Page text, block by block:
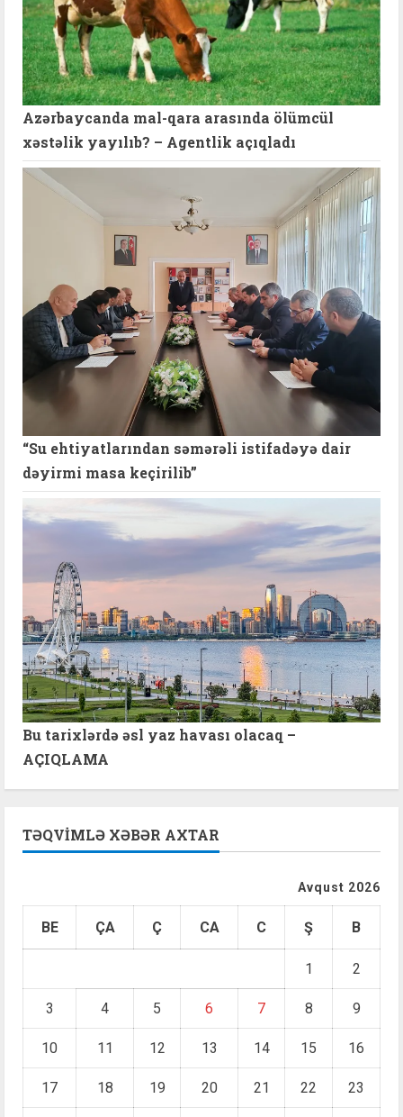
Azərbaycanda mal-qara arasında ölümcül
xəstəlik yayılıb? – Agentlik açıqladı
“Su ehtiyatlarından səmərəli istifadəyə dair
dəyirmi masa keçirilib”
Bu tarixlərdə əsl yaz havası olacaq –
AÇIQLAMA
TƏQVIMLƏ XƏBƏR AXTAR
Avqust 2026
BE ÇA Ç CA C Ş B
1 2
3 4 5 6 7 8 9
10 11 12 13 14 15 16
17 18 19 20 21 22 23